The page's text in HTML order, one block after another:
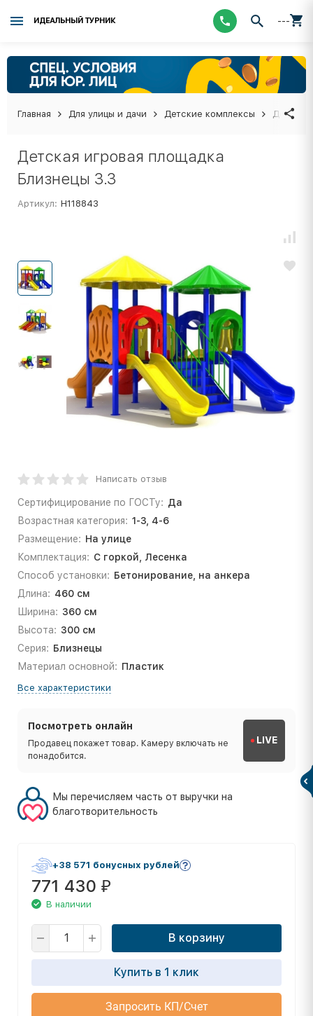
ИДЕАЛЬНЫЙ ТУРНИК ---
Главная Для улицы и дачи Детские комплексы
Детская игровая площадка
Близнецы 3.3
Артикул: Н118843
Написать отзыв
Сертифицирование по ГОСТу: Да
Возрастная категория: 1-3, 4-6
Размещение: На улице
Комплектация: С горкой, Лесенка
Способ установки: Бетонирование, на анкера
Длина: 460 см
Ширина: 360 см
Высота: 300 см
Серия: Близнецы
Материал основной: Пластик
Все характеристики
Посмотреть онлайн
Продавец покажет товар. Камеру включать не
понадобится.
LIVE
Мы перечисляем часть от выручки на
благотворительность
+38 571 бонусных рублей
771 430 ₽
В наличии
В корзину
Купить в 1 клик
Запросить КП/Счет